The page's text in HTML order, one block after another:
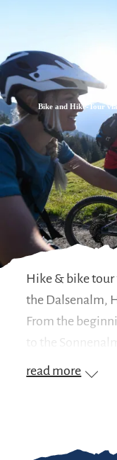
Bike and Hike-Tour
Hike & bike tour
the Dalsenalm,
From the
to the
read more